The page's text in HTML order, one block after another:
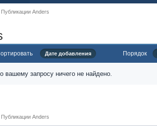
Публикации Anders
Дате добавления Порядок
вашему запросу ничего не найдено.
Публикации Anders